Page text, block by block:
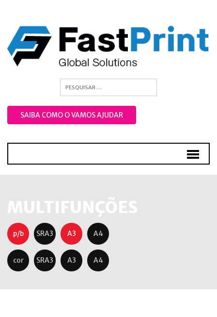
SAIBA COMO O VAMOS AJUDAR
MULTIFUNÇÕES
p/b SRA3 A3 A4
cor SRA3 A3 A4